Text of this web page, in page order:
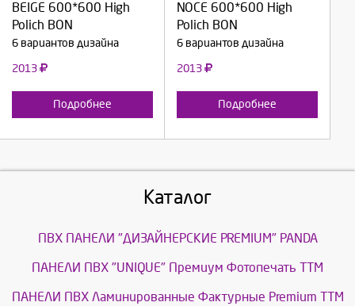
BEIGE 600*600 High
Polich BON
6 вариантов дизайна
2013
Подробнее
Отмена
NOCE 600*600 High
Polich BON
6 вариантов дизайна
2013
Подробнее
Отмена
Каталог
ПВХ ПАНЕЛИ "ДИЗАЙНЕРСКИЕ PREMIUM" PANDA
ПАНЕЛИ ПВХ "UNIQUE" Премиум Фотопечать ТТМ
ПАНЕЛИ ПВХ Ламинированные Фактурные Premium ТТМ